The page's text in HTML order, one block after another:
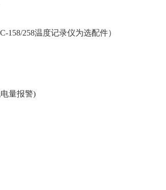
158/258温度记录仪为选配件）
量报警)